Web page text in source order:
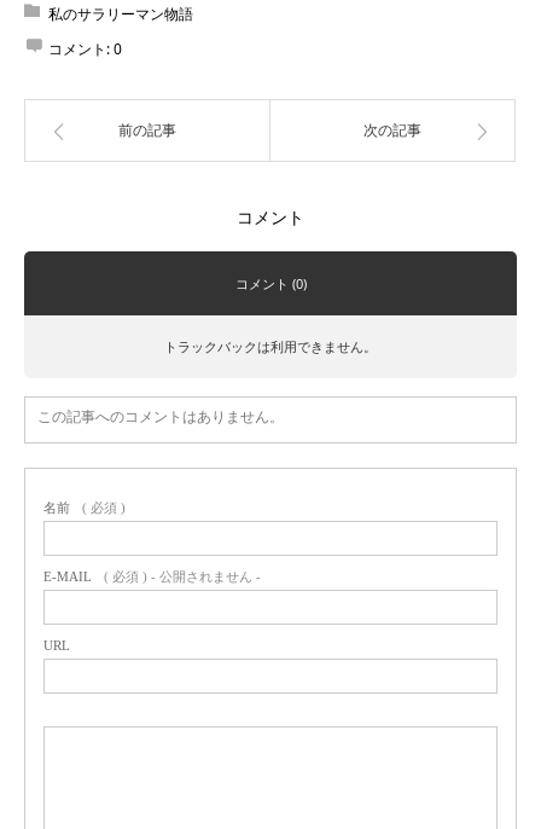
私のサラリーマン物語
コメント:0
前の記事 次の記事
コメント
コメント (0)
トラックバックは利用できません。
この記事へのコメントはありません。
名前 ( 必須 )
E-MAIL ( 必須 ) - 公開されません -
URL